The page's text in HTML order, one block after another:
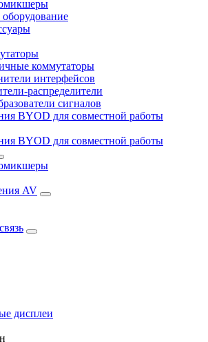
коммутаторы
интерфейсов
распределители
сигналов
BYOD для совместной работы
BYOD для совместной работы
AV
дисплеи